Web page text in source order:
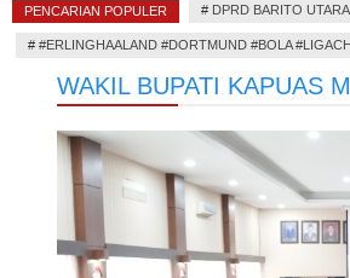
PENCARIAN POPULER # DPRD BARITO
# #ERLINGHAALAND #DORTMUND #BOLA
WAKIL BUPATI KAPUAS